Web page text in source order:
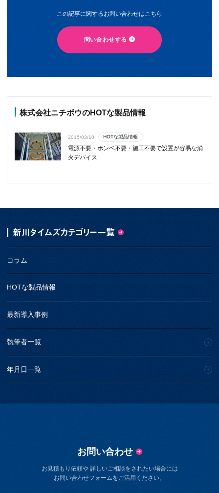
この記事に関するお問い合わせはこちら
問い合わせする
株式会社ニチボウのHOTな製品情報
2015/03/10 HOTな製品情報
電源不要・ボンベ不要・施工不要で設置が容易な消
火デバイス
新川タイムズカテゴリー一覧
コラム
HOTな製品情報
最新導入事例
執筆者一覧
年月日一覧
お問い合わせ
お見積もり依頼や 詳しいご相談をされたい場合には
お問い合わせフォームをご活用ください。